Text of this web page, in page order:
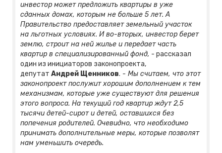
инвестор может предложить квартиры в уже
сданных домах, которым не больше 5 лет. А
Правительство предоставляет земельный участок
на льготных условиях. И во-вторых, инвестор берет
землю, строит на ней жилье и передает часть
квартир в специализированный фонд, - рассказал
один из инициаторов законопроекта,
депутат Андрей Щенников. - Мы считаем, что этот
законопроект послужит хорошим дополнением к тем
механизмам, которые уже существуют для решения
этого вопроса. На текущий год квартир ждут 2,5
тысячи детей-сирот и детей, оставшихся без
попечения родителей. Очевидно, что необходимо
принимать дополнительные меры, которые позволят
нам уменьшить очередь.